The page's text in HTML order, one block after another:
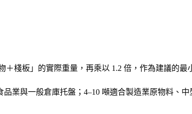
棧板」的實際重量，再乘以 1.2 倍，作為建議的
業與一般倉庫托盤；4–10 噸適合製造業原物料、